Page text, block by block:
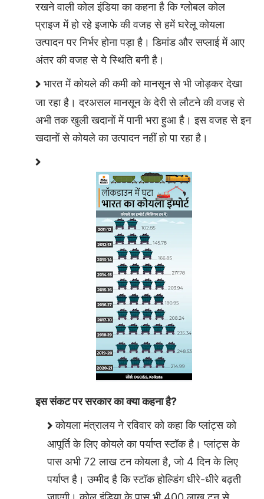
रखने वाली कोल इंडिया का कहना है कि ग्लोबल कोल
प्राइज में हो रहे इजाफे की वजह से हमें घरेलू कोयला
उत्पादन पर निर्भर होना पड़ा है। डिमांड और सप्लाई में आए
अंतर की वजह से ये स्थिति बनी है।
भारत में कोयले की कमी को मानसून से भी जोड़कर देखा
जा रहा है। दरअसल मानसून के देरी से लौटने की वजह से
अभी तक खुली खदानों में पानी भरा हुआ है। इस वजह से इन
खदानों से कोयले का उत्पादन नहीं हो पा रहा है।
इस संकट पर सरकार का क्या कहना है?
कोयला मंत्रालय ने रविवार को कहा कि प्लांट्स को
आपूर्ति के लिए कोयले का पर्याप्त स्टॉक है। प्लांट्स के
पास अभी 72 लाख टन कोयला है, जो 4 दिन के लिए
पर्याप्त है। उम्मीद है कि स्टॉक होल्डिंग धीरे-धीरे बढ़ती